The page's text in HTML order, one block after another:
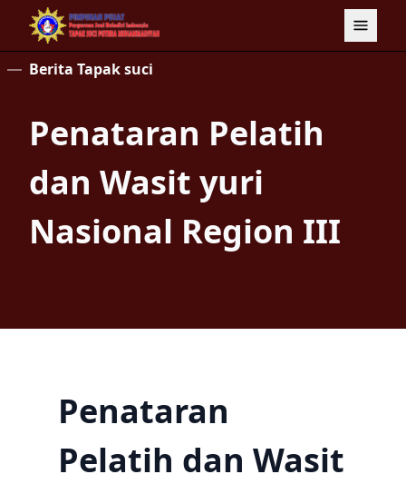
Berita Tapak suci
Penataran Pelatih
dan Wasit yuri
Nasional Region III
Penataran
Pelatih dan Wasit